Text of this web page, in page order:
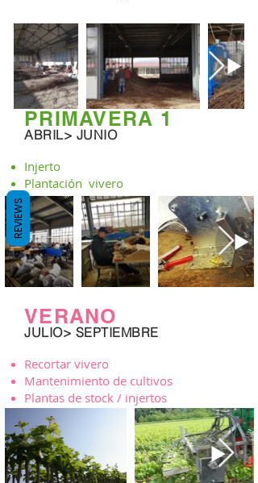
PRIMAVERA 1
ABRIL> JUNIO
Injerto
Plantación vivero
VERANO
JULIO> SEPTIEMBRE
Recortar vivero
Mantenimiento de cultivos
Plantas de stock / injertos
REVIEWS